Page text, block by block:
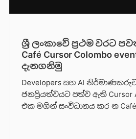
ශ්‍රී ලංකාවේ ප්‍රථම වරට
Café Cursor Colombo
දැනගනිමු
Developers සහ AI
ජනප්‍රියත්වයට පත්ව ඇති Cursor
එක මගින් සංවිධානය කර න Café